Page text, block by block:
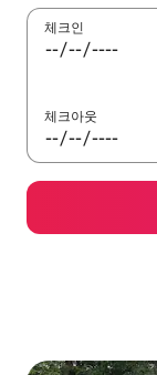
체크인
체크아웃